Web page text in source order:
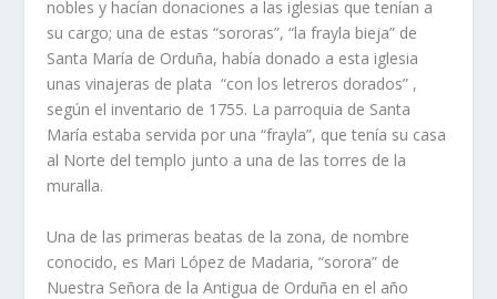
nobles y hacían donaciones a las iglesias que tenían a
su cargo; una de estas “sororas”, “la frayla bieja” de
Santa María de Orduña, había donado a esta iglesia
unas vinajeras de plata “con los letreros dorados” ,
según el inventario de 1755. La parroquia de Santa
María estaba servida por una “frayla”, que tenía su casa
al Norte del templo junto a una de las torres de la
muralla.
Una de las primeras beatas de la zona, de nombre
conocido, es Mari López de Madaria, “sorora” de
Nuestra Señora de la Antigua de Orduña en el año